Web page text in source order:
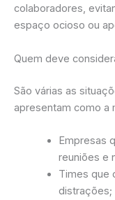
colaboradores,
espaço ocioso ou
Quem deve
São várias as
apresentam como a
Empresas
reuniões e
Times que
distrações;